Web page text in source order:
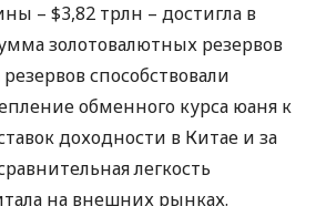
– $3,82 трлн – достигла в
золотовалютных резервов
способствовали
обменного курса юаня к
доходности в Китае и за
легкость
на внешних рынках.